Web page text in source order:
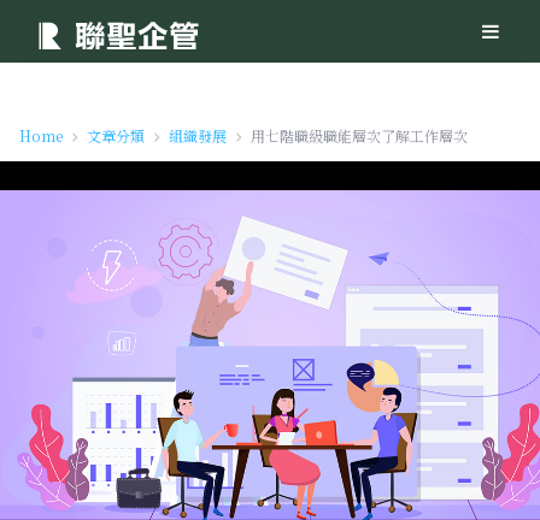
Home 文章分類 組織發展 用七階職級職能層次了解工作層次